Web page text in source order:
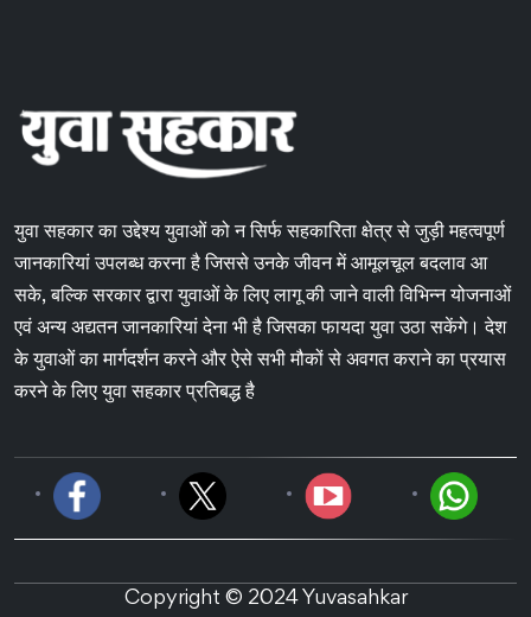
युवा सहकार का उद्देश्य युवाओं को न सिर्फ सहकारिता क्षेत्र से जुड़ी महत्वपूर्ण
जानकारियां उपलब्ध करना है जिससे उनके जीवन में आमूलचूल बदलाव आ
सके, बल्कि सरकार द्वारा युवाओं के लिए लागू की जाने वाली विभिन्न योजनाओं
एवं अन्य अद्यतन जानकारियां देना भी है जिसका फायदा युवा उठा सकेंगे। देश
के युवाओं का मार्गदर्शन करने और ऐसे सभी मौकों से अवगत कराने का प्रयास
करने के लिए युवा सहकार प्रतिबद्ध है
Copyright © 2024 Yuvasahkar